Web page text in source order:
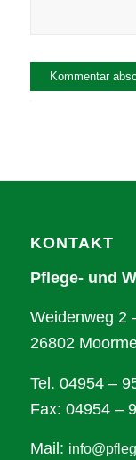
KONTAKT
Pflege- und
Weidenweg 2
26802
Tel. 04954 –
Fax: 04954 –
Mail: